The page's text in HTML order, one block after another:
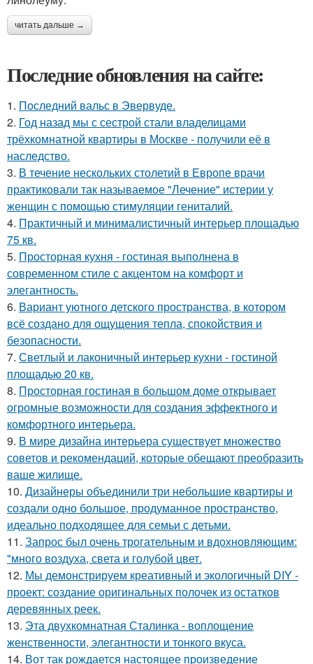
читать дальше →
Последние обновления на сайте:
1. Последний вальс в Эвервуде.
2. Год назад мы с сестрой стали владелицами
трёхкомнатной квартиры в Москве - получили её в
наследство.
3. В течение нескольких столетий в Европе врачи
практиковали так называемое "Лечение" истерии у
женщин с помощью стимуляции гениталий.
4. Практичный и минималистичный интерьер площадью
75 кв.
5. Просторная кухня - гостиная выполнена в
современном стиле с акцентом на комфорт и
элегантность.
6. Вариант уютного детского пространства, в котором
всё создано для ощущения тепла, спокойствия и
безопасности.
7. Светлый и лаконичный интерьер кухни - гостиной
площадью 20 кв.
8. Просторная гостиная в большом доме открывает
огромные возможности для создания эффектного и
комфортного интерьера.
9. В мире дизайна интерьера существует множество
советов и рекомендаций, которые обещают преобразить
ваше жилище.
10. Дизайнеры объединили три небольшие квартиры и
создали одно большое, продуманное пространство,
идеально подходящее для семьи с детьми.
11. Запрос был очень трогательным и вдохновляющим:
"много воздуха, света и голубой цвет.
12. Мы демонстрируем креативный и экологичный DIY -
проект: создание оригинальных полочек из остатков
деревянных реек.
13. Эта двухкомнатная Сталинка - воплощение
женственности, элегантности и тонкого вкуса.
14. Вот так рождается настоящее произведение